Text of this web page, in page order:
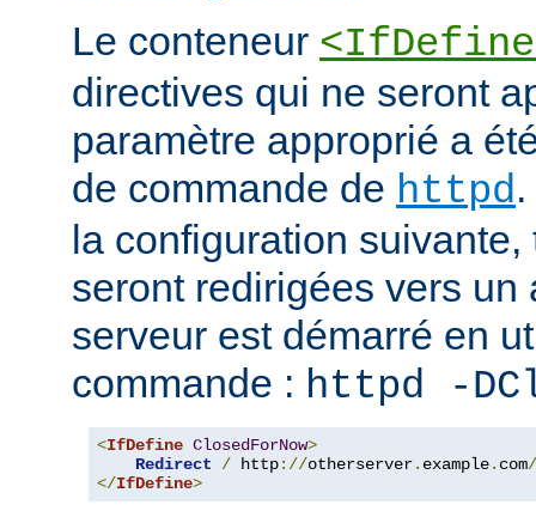
Le conteneur
directives qui ne seront
paramètre approprié a
de commande de httpd
la configuration
seront redirigées vers un
serveur est démarré en
commande : httpd -
<IfDefine ClosedForNow>
Redirect
/ http://otherserver. example. com/
</IfDefine>